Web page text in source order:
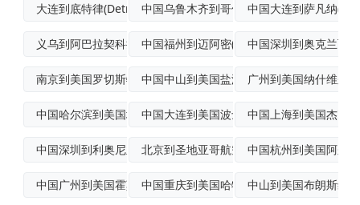
大连到底特律(Detroit)国际海运中国乌鲁木齐到哥伦布(Columbus)
中国大连到萨凡纳
义乌到阿巴拉契科拉(Apalachico中国福州到迈阿密(Miami)空运专线
中国深圳到奥克兰飞
南京到美国罗切斯特(Rochester)中国中山到美国盐湖城(SaltLakeC
广州到美国纳什维尔
中国哈尔滨到美国堪萨斯城(KansasC中国大连到美国波士顿加急空运中国上海到美国杰克
中国深圳到利奥尼亚集装箱运输北京到圣地亚哥航空货运中国杭州到美国阿尔
中国广州到美国霍莫萨萨FCL海运中国重庆到美国哈特福德(Hartford
中山到美国布朗斯维